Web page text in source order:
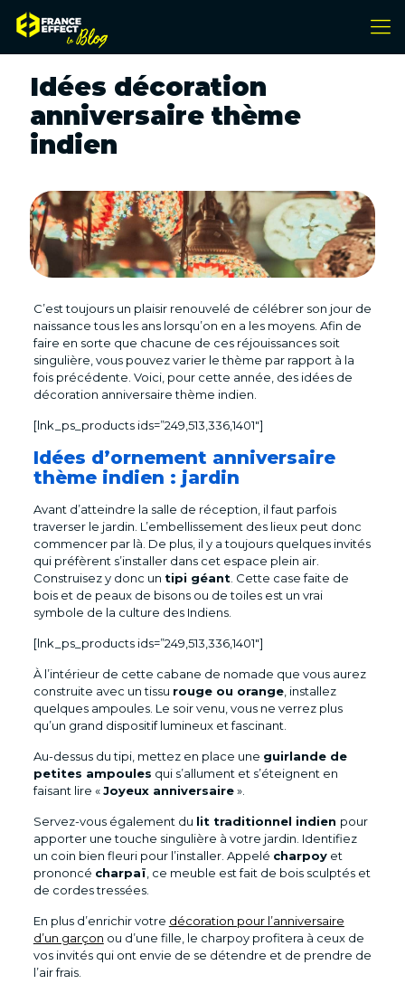
Idées décoration
anniversaire thème
indien
C’est toujours un plaisir renouvelé de célébrer son jour de
naissance tous les ans lorsqu’on en a les moyens. Afin de
faire en sorte que chacune de ces réjouissances soit
singulière, vous pouvez varier le thème par rapport à la
fois précédente. Voici, pour cette année, des idées de
décoration anniversaire thème indien.
[lnk_ps_products ids=”249,513,336,1401″]
Idées d’ornement anniversaire
thème indien : jardin
Avant d’atteindre la salle de réception, il faut parfois
traverser le jardin. L’embellissement des lieux peut donc
commencer par là. De plus, il y a toujours quelques invités
qui préfèrent s’installer dans cet espace plein air.
Construisez y donc un tipi géant. Cette case faite de
bois et de peaux de bisons ou de toiles est un vrai
symbole de la culture des Indiens.
[lnk_ps_products ids=”249,513,336,1401″]
À l’intérieur de cette cabane de nomade que vous aurez
construite avec un tissu rouge ou orange, installez
quelques ampoules. Le soir venu, vous ne verrez plus
qu’un grand dispositif lumineux et fascinant.
Au-dessus du tipi, mettez en place une guirlande de
petites ampoules qui s’allument et s’éteignent en
faisant lire «Joyeux anniversaire».
Servez-vous également du lit traditionnel indien pour
apporter une touche singulière à votre jardin. Identifiez
un coin bien fleuri pour l’installer. Appelé charpoyet
prononcé charpaï , ce meuble est fait de bois sculptés et
de cordes tressées.
En plus d’enrichir votre décoration pour l’anniversaire
d’un garçon ou d’une fille, le charpoy profitera à ceux de
vos invités qui ont envie de se détendre et de prendre de
l’air frais.